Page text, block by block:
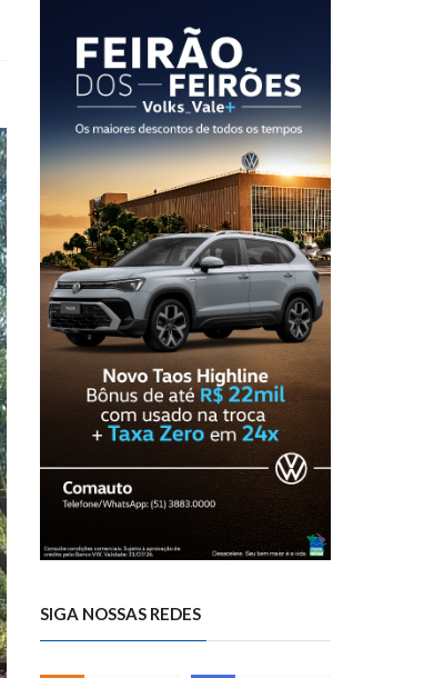
SIGA NOSSAS REDES